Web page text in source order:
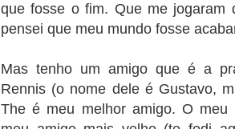
que fosse o fim. Que me jogaram
pensei que meu mundo fosse
Mas tenho um amigo que é a
Rennis (o nome dele é Gustavo,
The é meu melhor amigo. O